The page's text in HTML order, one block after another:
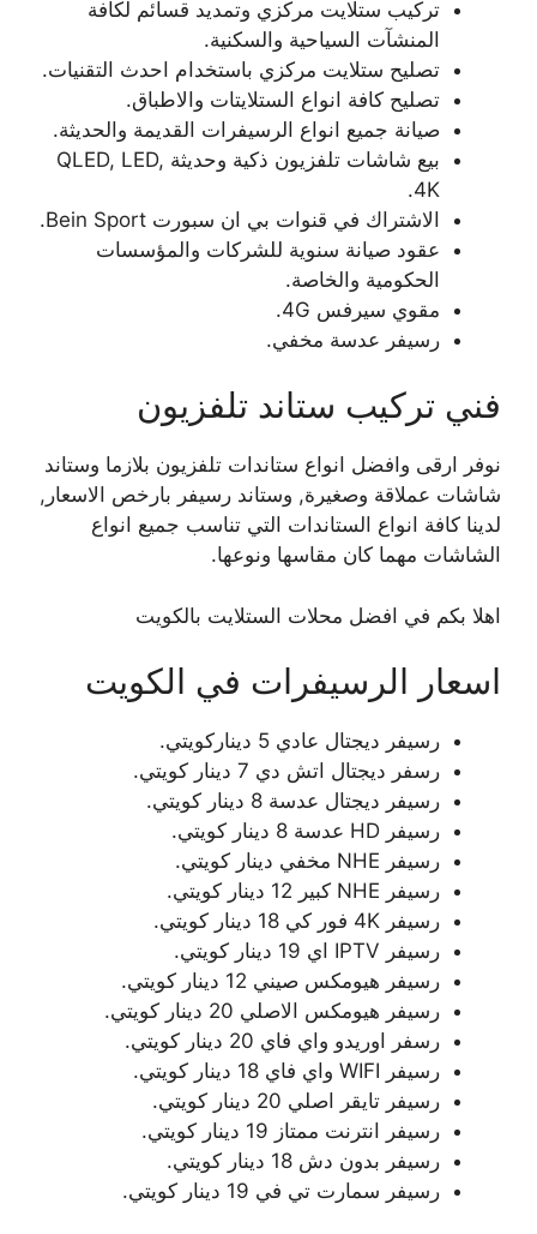
تركيب ستلايت مركزي وتمديد قسائم لكافة
المنشآت السياحية والسكنية.
تصليح ستلايت مركزي باستخدام احدث التقنيات.
تصليح كافة انواع الستلايتات والاطباق.
صيانة جميع انواع الرسيفرات القديمة والحديثة.
بيع شاشات تلفزيون ذكية وحديثة QLED, LED,
4K.
الاشتراك في قنوات بي ان سبورت Bein Sport.
عقود صيانة سنوية للشركات والمؤسسات
الحكومية والخاصة.
مقوي سيرفس 4G.
رسيفر عدسة مخفي.
فني تركيب ستاند تلفزيون
نوفر ارقى وافضل انواع ستاندات تلفزيون بلازما وستاند
شاشات عملاقة وصغيرة, وستاند رسيفر بارخص الاسعار,
لدينا كافة انواع الستاندات التي تناسب جميع انواع
الشاشات مهما كان مقاسها ونوعها.
اهلا بكم في افضل محلات الستلايت بالكويت
اسعار الرسيفرات في الكويت
رسيفر ديجتال عادي 5 ديناركويتي.
رسفر ديجتال اتش دي 7 دينار كويتي.
رسيفر ديجتال عدسة 8 دينار كويتي.
رسيفر HD عدسة 8 دينار كويتي.
رسيفر NHE مخفي دينار كويتي.
رسيفر NHE كبير 12 دينار كويتي.
رسيفر 4K فور كي 18 دينار كويتي.
رسيفر IPTV اي 19 دينار كويتي.
رسيفر هيومكس صيني 12 دينار كويتي.
رسيفر هيومكس الاصلي 20 دينار كويتي.
رسفر اوريدو واي فاي 20 دينار كويتي.
رسيفر WIFI واي فاي 18 دينار كويتي.
رسيفر تايقر اصلي 20 دينار كويتي.
رسيفر انترنت ممتاز 19 دينار كويتي.
رسيفر بدون دش 18 دينار كويتي.
رسيفر سمارت تي في 19 دينار كويتي.